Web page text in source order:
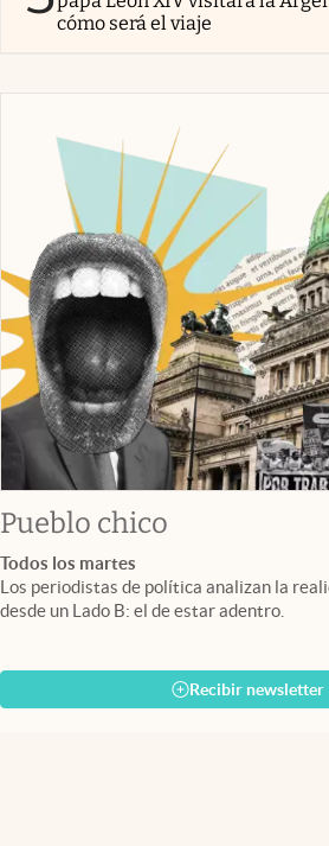
cómo será el viaje
Pueblo chico
Todos los martes
Los periodistas de política analizan la
desde un Lado B: el de estar adentro.
Recibir newsletter